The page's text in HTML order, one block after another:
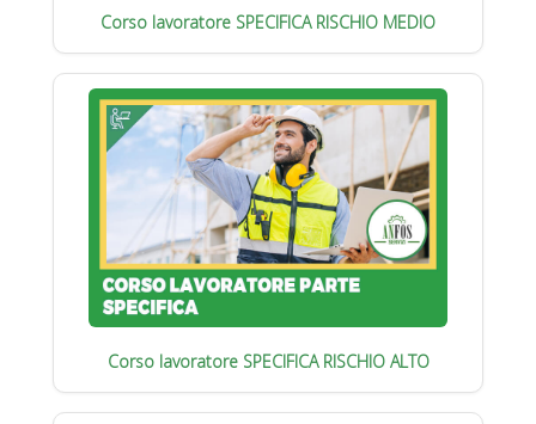
Corso lavoratore SPECIFICA RISCHIO MEDIO
Corso lavoratore SPECIFICA RISCHIO ALTO